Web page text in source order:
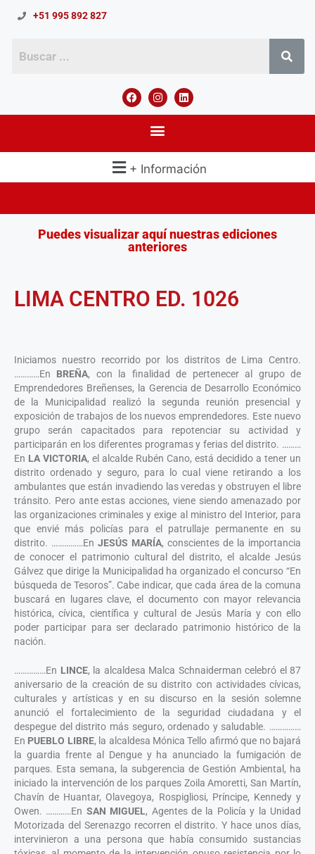
+51 995 892 827
+ Información
Puedes visualizar aquí nuestras ediciones
anteriores
LIMA CENTRO ED. 1026
Iniciamos nuestro recorrido por los distritos de Lima Centro.
…………En BREÑA, con la finalidad de pertenecer al grupo de
Emprendedores Breñenses, la Gerencia de Desarrollo Económico
de la Municipalidad realizó la segunda reunión presencial y
exposición de trabajos de los nuevos emprendedores. Este nuevo
grupo serán capacitados para repotenciar su actividad y
participarán en los diferentes programas y ferias del distrito. ………
En LA VICTORIA, el alcalde Rubén Cano, está decidido a tener un
distrito ordenado y seguro, para lo cual viene retirando a los
ambulantes que están invadiendo las veredas y obstruyen el libre
tránsito. Pero ante estas acciones, viene siendo amenazado por
las organizaciones criminales y exige al ministro del Interior, para
que envié más policías para el patrullaje permanente en su
distrito. ……………En JESÚS MARÍA, conscientes de la importancia
de conocer el patrimonio cultural del distrito, el alcalde Jesús
Gálvez que dirige la Municipalidad ha organizado el concurso “En
búsqueda de Tesoros”. Cabe indicar, que cada área de la comuna
buscará en lugares clave, el documento con mayor relevancia
histórica, cívica, científica y cultural de Jesús María y con ello
poder participar para ser declarado patrimonio histórico de la
nación.
……………En LINCE, la alcaldesa Malca Schnaiderman celebró el 87
aniversario de la creación de su distrito con actividades cívicas,
culturales y artísticas y en su discurso en la sesión solemne
anunció el fortalecimiento de la seguridad ciudadana y el
despegue del distrito más seguro, ordenado y saludable. ……………
En PUEBLO LIBRE, la alcaldesa Mónica Tello afirmó que no bajará
la guardia frente al Dengue y ha anunciado la fumigación de
parques. Esta semana, la subgerencia de Gestión Ambiental, ha
iniciado la intervención de los parques Zoila Amoretti, San Martín,
Chavín de Huantar, Olavegoya, Rospigliosi, Príncipe, Kennedy y
Owen. …………En SAN MIGUEL, Agentes de la Policía y la Unidad
Motorizada del Serenazgo recorren el distrito. Y hace unos días,
intervinieron a una persona que había consumido sustancias